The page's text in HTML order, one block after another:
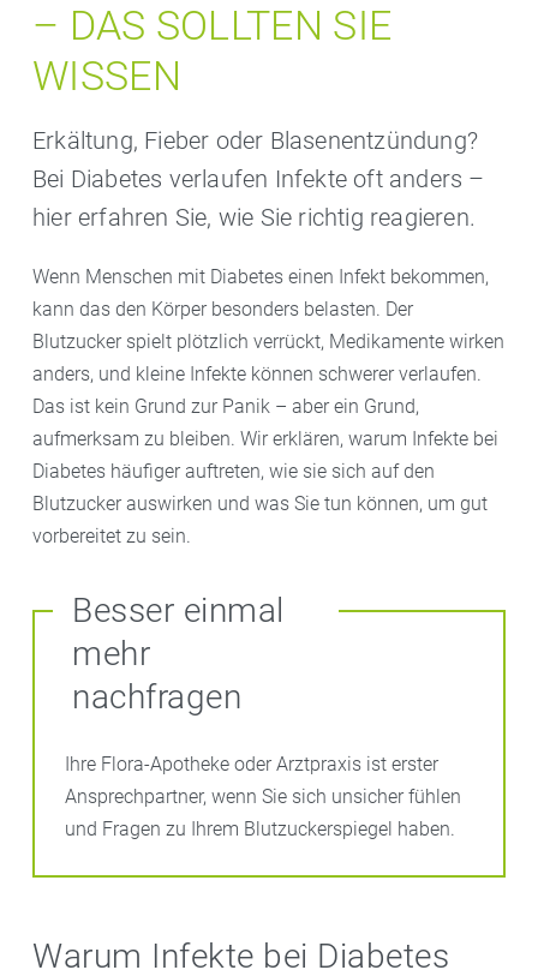
– DAS SOLLTEN SIE
WISSEN
Erkältung, Fieber oder Blasenentzündung?
Bei Diabetes verlaufen Infekte oft anders –
hier erfahren Sie, wie Sie richtig reagieren.
Wenn Menschen mit Diabetes einen Infekt bekommen,
kann das den Körper besonders belasten. Der
Blutzucker spielt plötzlich verrückt, Medikamente wirken
anders, und kleine Infekte können schwerer verlaufen.
Das ist kein Grund zur Panik – aber ein Grund,
aufmerksam zu bleiben. Wir erklären, warum Infekte bei
Diabetes häufiger auftreten, wie sie sich auf den
Blutzucker auswirken und was Sie tun können, um gut
vorbereitet zu sein.
Besser einmal
mehr
nachfragen
Ihre Flora-Apotheke oder Arztpraxis ist erster
Ansprechpartner, wenn Sie sich unsicher fühlen
und Fragen zu Ihrem Blutzuckerspiegel haben.
Warum Infekte bei Diabetes